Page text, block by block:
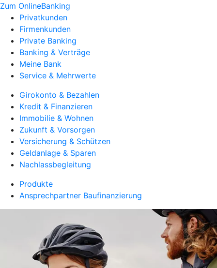
Zum OnlineBanking
Privatkunden
Firmenkunden
Private Banking
Banking & Verträge
Meine Bank
Service & Mehrwerte
Girokonto & Bezahlen
Kredit & Finanzieren
Immobilie & Wohnen
Zukunft & Vorsorgen
Versicherung & Schützen
Geldanlage & Sparen
Nachlassbegleitung
Produkte
Ansprechpartner Baufinanzierung